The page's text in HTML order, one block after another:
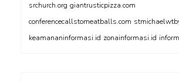
srchurch.org giantrusticpizza.com
conferencecallstomeatballs.com
keamananinformasi.id zonainformasi.id